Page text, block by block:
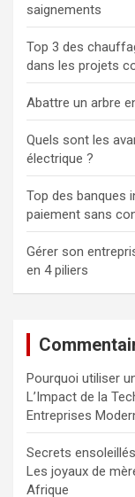
saignements
Top 3 des
dans les projets
Abattre un arbre
Quels sont les
électrique ?
Top des banques
paiement sans
Gérer son
en 4 piliers
Pourquoi utiliser
L’Impact de la
Entreprises
Secrets
Les joyaux de
Afrique